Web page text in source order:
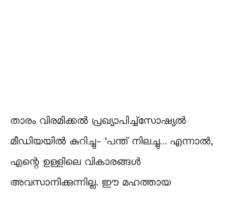
താരം വിരമിക്കല്‍ പ്രഖ്യാപിച്ച്സോഷ്യല്‍
മീഡിയയില്‍ കുറിച്ചു- ‘പന്ത് നിലച്ചു… എന്നാൽ,
എന്റെ ഉള്ളിലെ വികാരങ്ങൾ
അവസാനിക്കുന്നില്ല. ഈ മഹത്തായ